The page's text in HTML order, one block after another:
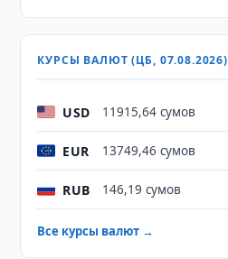
КУРСЫ ВАЛЮТ (ЦБ, 07.08.2026)
USD 11915,64 сумов
EUR 13749,46 сумов
RUB 146,19 сумов
Все курсы валют →